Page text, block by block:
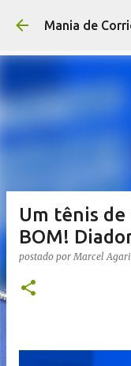
Mania de
Um tênis de
BOM!
postado porMarcel